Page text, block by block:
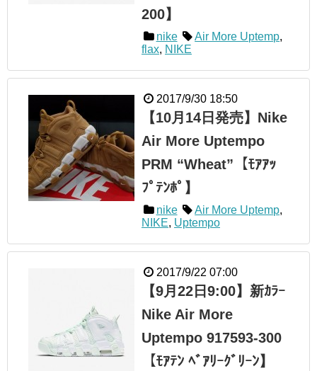
200】
nike Air More Uptemp,
flax, NIKE
2017/9/30 18:50
【10月14日発売】Nike
Air More Uptempo
PRM “Wheat”【ﾓｱｱｯ
ﾌﾟﾃﾝﾎﾟ】
nike Air More Uptemp,
NIKE, Uptempo
2017/9/22 07:00
【9月22日9:00】新ｶﾗｰ
Nike Air More
Uptempo 917593-300
【ﾓｱﾃﾝ ﾍﾞｱﾘｰｸﾞﾘｰﾝ】